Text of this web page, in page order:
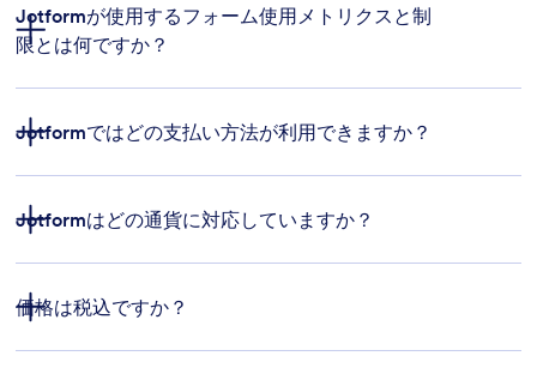
Jotformが使用するフォーム使用メトリクスと制
限とは何ですか？
使用制限:
Jotformではどの支払い方法が利用できますか？
Jotformはどの通貨に対応していますか？
価格は税込ですか？